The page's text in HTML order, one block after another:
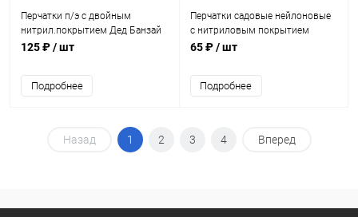
Перчатки п/э с двойным
нитрил.покрытием Дед Банзай
125 ₽/ шт
Подробнее
Перчатки садовые нейлоновые
с нитриловым покрытием
65 ₽/ шт
Подробнее
Назад 1 2 3 4 Вперед